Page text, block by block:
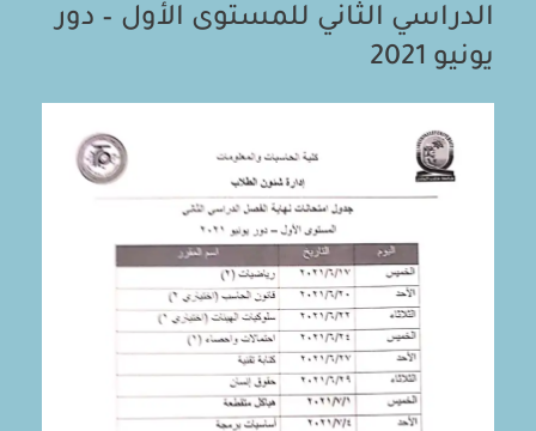
الدراسي الثاني للمستوى الأول – دور
يونيو 2021